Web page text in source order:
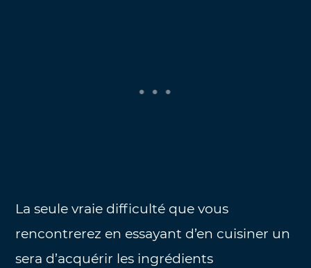
La seule vraie difficulté que vous
rencontrerez en essayant d’en cuisiner un
sera d’acquérir les ingrédients